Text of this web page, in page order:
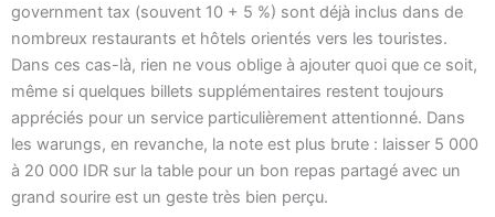
government tax (souvent 10 + 5 %) sont déjà inclus dans de
nombreux restaurants et hôtels orientés vers les touristes.
Dans ces cas-là, rien ne vous oblige à ajouter quoi que ce soit,
même si quelques billets supplémentaires restent toujours
appréciés pour un service particulièrement attentionné. Dans
les warungs, en revanche, la note est plus brute : laisser 5 000
à 20 000 IDR sur la table pour un bon repas partagé avec un
grand sourire est un geste très bien perçu.